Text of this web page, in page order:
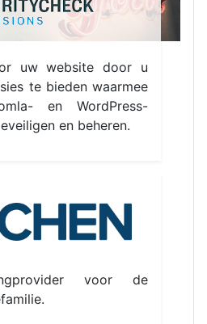
uw website door u
te bieden waarmee
en WordPress-
en beheren.
voor de